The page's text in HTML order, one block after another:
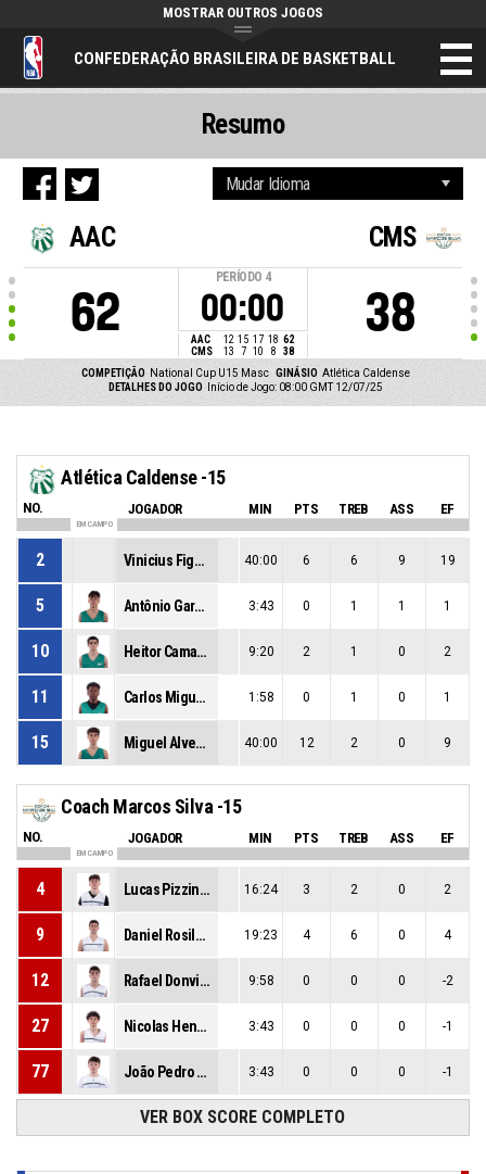
CONFEDERAÇÃO BRASILEIRA DE BASKETBALL
MOSTRAR OUTROS JOGOS
AAC
62
PERÍODO 4
00:00
AAC 12 15 17 18 62
CMS
13 7 10 8 38
CMS
38
COMPETIÇÃO National Cup U15 Masc GINÁSIO Atlética Caldense
DETALHES DO JOGO
Início de Jogo: 08:00 GMT 12/07/25
Resumo
Atlética Caldense -15
NO. JOGADOR MIN PTS TREB ASS EF
EM CAMPO
2 Vinicius Figueiredo Salles 40:00 6 6 9 19
5 Antônio Garcia Gatto De Camargo 3:43 0 1 1 1
10 Heitor Camargos De Brandão E Marçall 9:20 2 1 0 2
11 Carlos Miguel Souza Roberto 1:58 0 1 0 1
15 Miguel Alves Malheiros De Lemos 40:00 12 2 0 9
Coach Marcos Silva -15
NO. JOGADOR MIN PTS TREB ASS EF
EM CAMPO
4 Lucas Pizzinatto Silva 16:24 3 2 0 2
9 Daniel Rosilho Medeiros 19:23 4 6 0 4
12 Rafael Donvito 9:58 0 0 0 -2
27 Nicolas Henrique Borelli De Souza 3:43 0 0 0 -1
77 João Pedro Becchelli 3:43 0 0 0 -1
VER BOX SCORE COMPLETO